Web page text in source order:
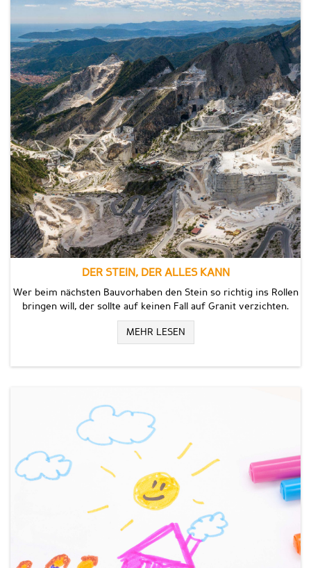
DER STEIN, DER ALLES KANN
Wer beim nächsten Bauvorhaben den Stein so richtig ins Rollen
bringen will, der sollte auf keinen Fall auf Granit verzichten.
MEHR LESEN